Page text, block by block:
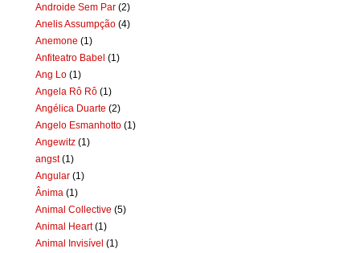
Androide Sem Par (2)
Anelis Assumpção (4)
Anemone (1)
Anfiteatro Babel (1)
Ang Lo (1)
Angela Rô Rô (1)
Angélica Duarte (2)
Angelo Esmanhotto (1)
Angewitz (1)
angst (1)
Angular (1)
Ânima (1)
Animal Collective (5)
Animal Heart (1)
Animal Invisível (1)